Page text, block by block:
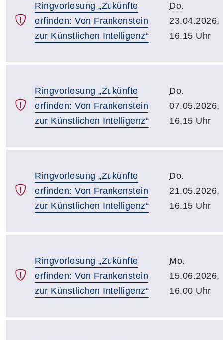
Ringvorlesung „Zukünfte
erfinden: Von Frankenstein
zur Künstlichen Intelligenz“
Do.
23.04.2026,
16.15 Uhr
Ringvorlesung „Zukünfte
erfinden: Von Frankenstein
zur Künstlichen Intelligenz“
Do.
07.05.2026,
16.15 Uhr
Ringvorlesung „Zukünfte
erfinden: Von Frankenstein
zur Künstlichen Intelligenz“
Do.
21.05.2026,
16.15 Uhr
Ringvorlesung „Zukünfte
erfinden: Von Frankenstein
zur Künstlichen Intelligenz“
Mo.
15.06.2026,
16.00 Uhr